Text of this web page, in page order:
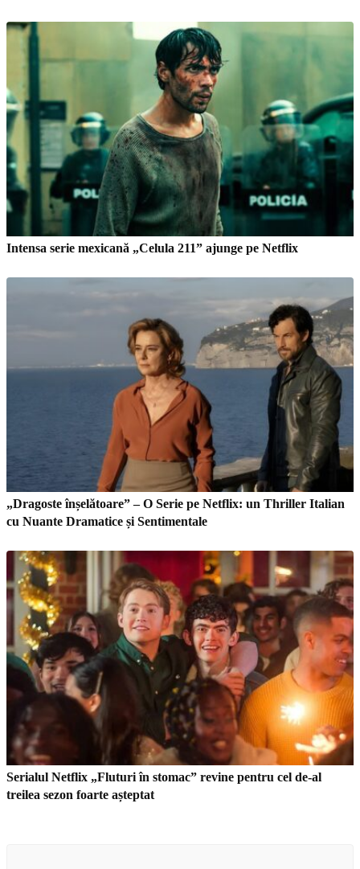
Intensa serie mexicană „Celula 211” ajunge pe Netflix
„Dragoste înșelătoare” – O Serie pe Netflix: un Thriller Italian
cu Nuante Dramatice și Sentimentale
Serialul Netflix „Fluturi în stomac” revine pentru cel de-al
treilea sezon foarte așteptat